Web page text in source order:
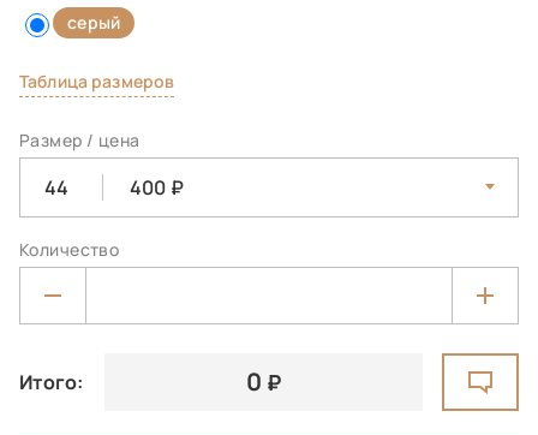
серый
Таблица размеров
Размер / цена
44 400
Количество
Итого: 0